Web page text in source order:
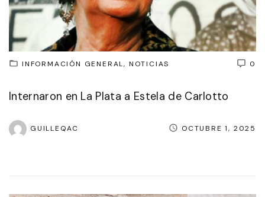
0
INFORMACIÓN GENERAL NOTICIAS
Internaron en La Plata a Estela de Carlotto
GUILLEQAC OCTUBRE 1, 2025